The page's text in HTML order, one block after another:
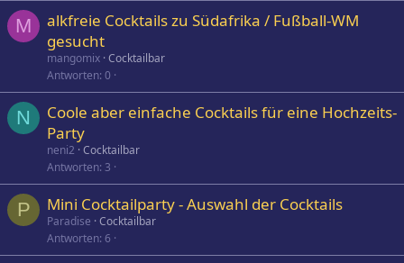
M
alkfreie Cocktails zu Südafrika / Fußball-WM
gesucht
mangomix Cocktailbar
Antworten 0
N
Coole aber einfache Cocktails für eine Hochzeits-
Party
neni2 Cocktailbar
Antworten 3
P Mini Cocktailparty - Auswahl der Cocktails
Paradise Cocktailbar
Antworten 6